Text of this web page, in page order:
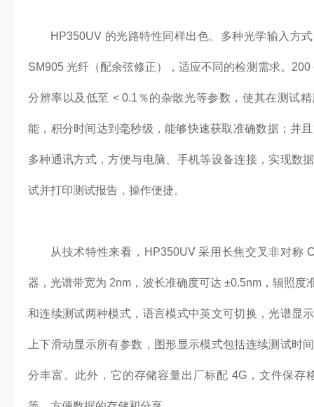
HP350UV 的光路特性同样出色。多种光学输入方
SM905 光纤（配余弦修正），适应不同的检测需求。
分辨率以及低至 < 0.1％的杂散光等参数，使其在测试
能，积分时间达到毫秒级，能够快速获取准确数据；并
多种通讯方式，方便与电脑、手机等设备连接，实现数
试并打印测试报告，操作便捷。
从技术特性来看，HP350UV 采用长焦交叉非对称
器，光谱带宽为 2nm，波长准确度可达 ±0.5nm，辐照度
和连续测试两种模式，语言模式中英文可切换，光谱显
上下滑动显示所有参数，图形显示模式包括连续测试时
分丰富。此外，它的存储容量出厂标配 4G，文件保存